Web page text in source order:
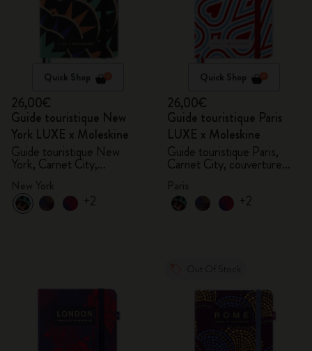
Quick Shop
26,00€
Guide touristique New
York LUXE x Moleskine
Guide touristique New
York, Carnet City,
couverture rigide
+2
Quick Shop
26,00€
Guide touristique Paris
LUXE x Moleskine
Guide touristique Paris,
Carnet City, couverture
+2